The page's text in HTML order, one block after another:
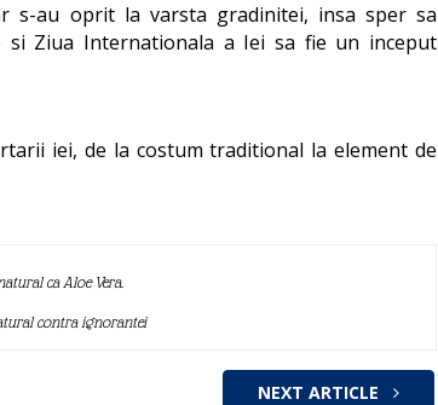
s-au oprit la varsta gradinitei, insa sper sa
si Ziua Internationala a Iei sa fie un inceput
iei, de la costum traditional la element de
ca Aloe Vera.
contra ignorantei
NEXT ARTICLE